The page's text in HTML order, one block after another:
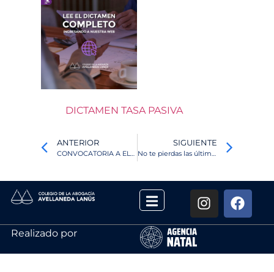
DICTAMEN TASA PASIVA
ANTERIOR
CONVOCATORIA A ELECCION DE AUTORIDADES
SIGUIENTE
No te pierdas las últimas novedades del CAAL
Realizado por